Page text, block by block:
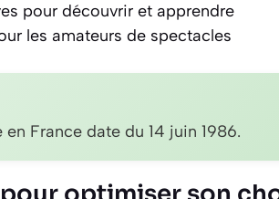
pour découvrir et apprendre
les amateurs de spectacles
France date du 14 juin 1986.